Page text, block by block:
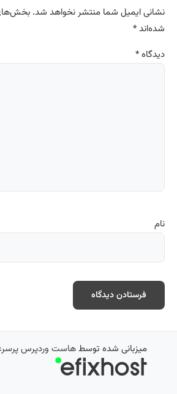
نشانی ایمیل شما منتشر نخواهد شد. بخش‌های
شده‌اند*
دیدگاه*
نام
میزبانی شده توسطهاست وردپرس